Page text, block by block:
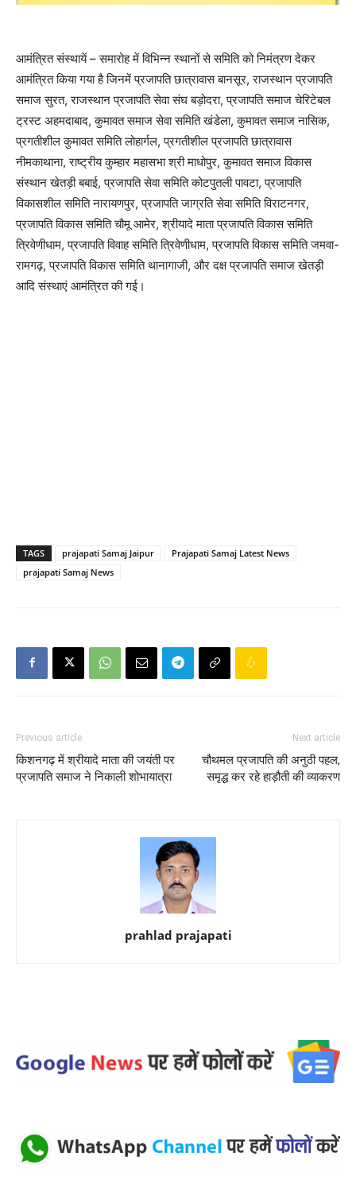
आमंत्रित संस्थायें – समारोह में विभिन्न स्थानों से समिति को निमंत्रण देकर
आमंत्रित किया गया है जिनमें प्रजापति छात्रावास बानसूर, राजस्थान प्रजापति
समाज सुरत, राजस्थान प्रजापति सेवा संघ बड़ोदरा, प्रजापति समाज चेरिटेबल
ट्रस्ट अहमदाबाद, कुमावत समाज सेवा समिति खंडेला, कुमावत समाज नासिक,
प्रगतीशील कुमावत समिति लोहार्गल, प्रगतीशील प्रजापति छात्रावास
नीमकाथाना, राष्ट्रीय कुम्हार महासभा श्री माधोपुर, कुमावत समाज विकास
संस्थान खेतड़ी बबाई, प्रजापति सेवा समिति कोटपुतली पावटा, प्रजापति
विकासशील समिति नारायणपुर, प्रजापति जाग्रति सेवा समिति विराटनगर,
प्रजापति विकास समिति चौमू आमेर, श्रीयादे माता प्रजापति विकास समिति
त्रिवेणीधाम, प्रजापति विवाह समिति त्रिवेणीधाम, प्रजापति विकास समिति जमवा-
रामगढ़, प्रजापति विकास समिति थानागाजी, और दक्ष प्रजापति समाज खेतड़ी
आदि संस्थाएं आमंत्रित की गई।
TAGS prajapati Samaj Jaipur
Prajapati Samaj Latest News
prajapati Samaj News
Previous article
किशनगढ़ में श्रीयादे माता की जयंती पर
प्रजापति समाज ने निकाली शोभायात्रा
Next article
चौथमल प्रजापति की अनुठी पहल,
समृद्ध कर रहे हाड़ौती की व्याकरण
prahlad prajapati